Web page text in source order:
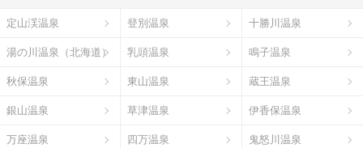
定山渓温泉 登別温泉 十勝川温泉
湯の川温泉（北海道） 乳頭温泉 鳴子温泉
秋保温泉 東山温泉 蔵王温泉
銀山温泉 草津温泉 伊香保温泉
万座温泉 四万温泉 鬼怒川温泉